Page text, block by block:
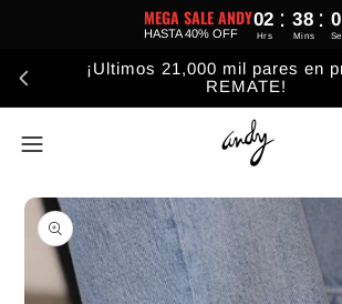
MEGA SALE ANDY
HASTA 40% OFF
02 : 38 :
Hrs Mins
¡Ultimos 21,000 mil pares en
REMATE!
Abrir elemento multimedia 1 en una ventana modal